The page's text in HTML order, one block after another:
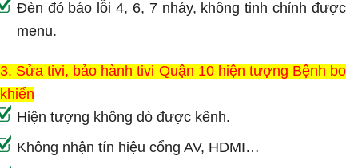
Đèn đỏ báo lỗi 4, 6, 7 nháy, không tinh chỉnh được
menu.
3. Sửa tivi, bảo hành tivi Quận 10 hiện tượng Bệnh bo
khiển
Hiện tượng không dò được kênh.
Không nhận tín hiệu cổng AV, HDMI…